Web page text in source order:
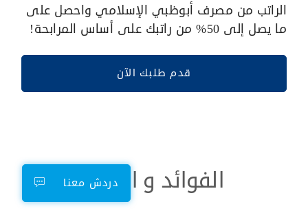
الراتب من مصرف أبوظبي الإسلامي واحصل على
ما يصل إلى 50% من راتبك على أساس المرابحة!
قدم طلبك الآن
الفوائد و المزايا
دردش معنا